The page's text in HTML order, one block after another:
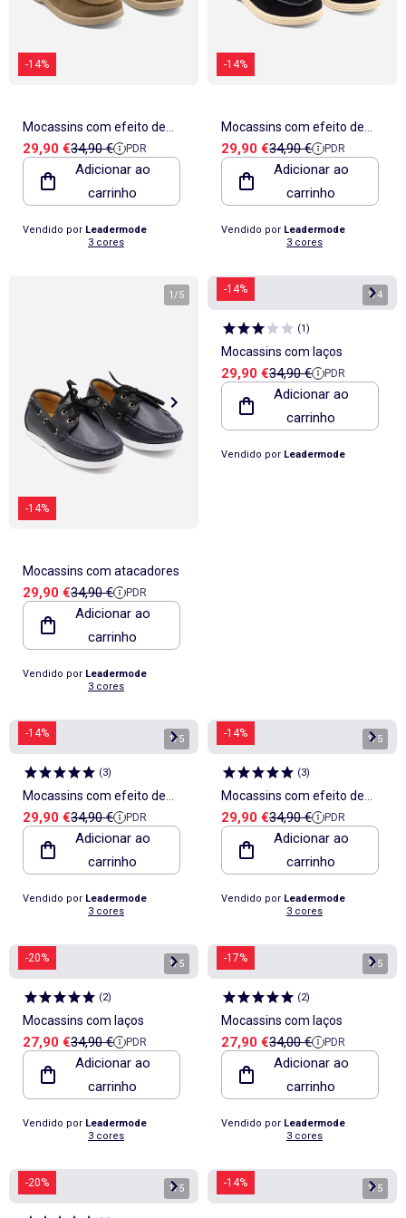
-14%
Mocassins com efeito de
camurça
Preço de venda
29,90 €Preço de referência
34,90 € PDR
Adicionar ao
carrinho
Vendido por Leadermode
3 cores
-14%
Mocassins com efeito de
camurça
Preço de venda
29,90 €Preço de referência
34,90 € PDR
Adicionar ao
carrinho
Vendido por Leadermode
3 cores
-14%
1/5
Mocassins com atacadores
Preço de venda
29,90 €Preço de referência
34,90 € PDR
Adicionar ao
carrinho
Vendido por Leadermode
3 cores
-14% 1/4
(1)
Mocassins com laços
Preço de venda
29,90 €Preço de referência
34,90 € PDR
Adicionar ao
carrinho
Vendido por Leadermode
-14% 1/5
(3)
Mocassins com efeito de
camurça
Preço de venda
29,90 €Preço de referência
34,90 € PDR
Adicionar ao
carrinho
Vendido por Leadermode
3 cores
-14% 1/5
(3)
Mocassins com efeito de
camurça
Preço de venda
29,90 €Preço de referência
34,90 € PDR
Adicionar ao
carrinho
Vendido por Leadermode
3 cores
-20% 1/5
(2)
Mocassins com laços
Preço de venda
27,90 €Preço de referência
34,90 € PDR
Adicionar ao
carrinho
Vendido por Leadermode
3 cores
-17% 1/5
(2)
Mocassins com laços
Preço de venda
27,90 €Preço de referência
34,00 € PDR
Adicionar ao
carrinho
Vendido por Leadermode
3 cores
-20% 1/5 -14% 1/5